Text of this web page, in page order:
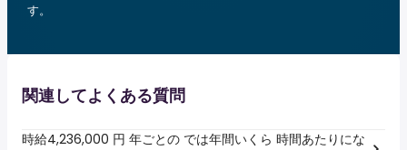
す。
関連してよくある質問
時給4,236,000 円 年ごとの では年間いくら 時間あたりにな